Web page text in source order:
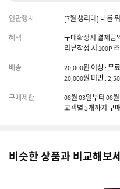
연관행사 [7월 생리대] 나를
혜택
구매확정시 결제금
리뷰작성 시 100P
배송
20,000원 이상 : 무
20,000원 미만 :
구매제한
08월 03일부터 08
고객별 3개까지 구
비슷한 상품과 비교해보